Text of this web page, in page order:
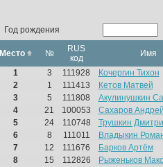
Год рождения
Место №
RUS
код
Имя
1
3 111928
Кочергин Тихон
2
1 111413
Кетов Матвей
3
5 111808
Акулинушкин
4
21 100053
Сахаров
5
24 110748
Трушкин
6
8 111011
Владыкин
7
12 111676
Барков Артём
8
15 112826
Рыженьков